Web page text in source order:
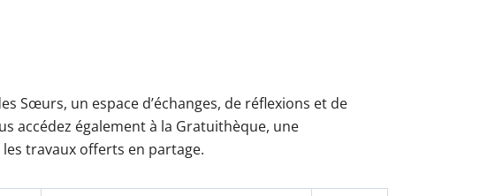
Sœurs, un espace d’échanges, de réflexions et de
accédez également à la Gratuithèque, une
travaux offerts en partage.